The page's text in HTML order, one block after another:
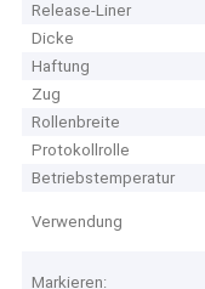
Release-Liner
Dicke
Haftung
Zug
Rollenbreite
Protokollrolle
Betriebstemperatur
Verwendung
Markieren: